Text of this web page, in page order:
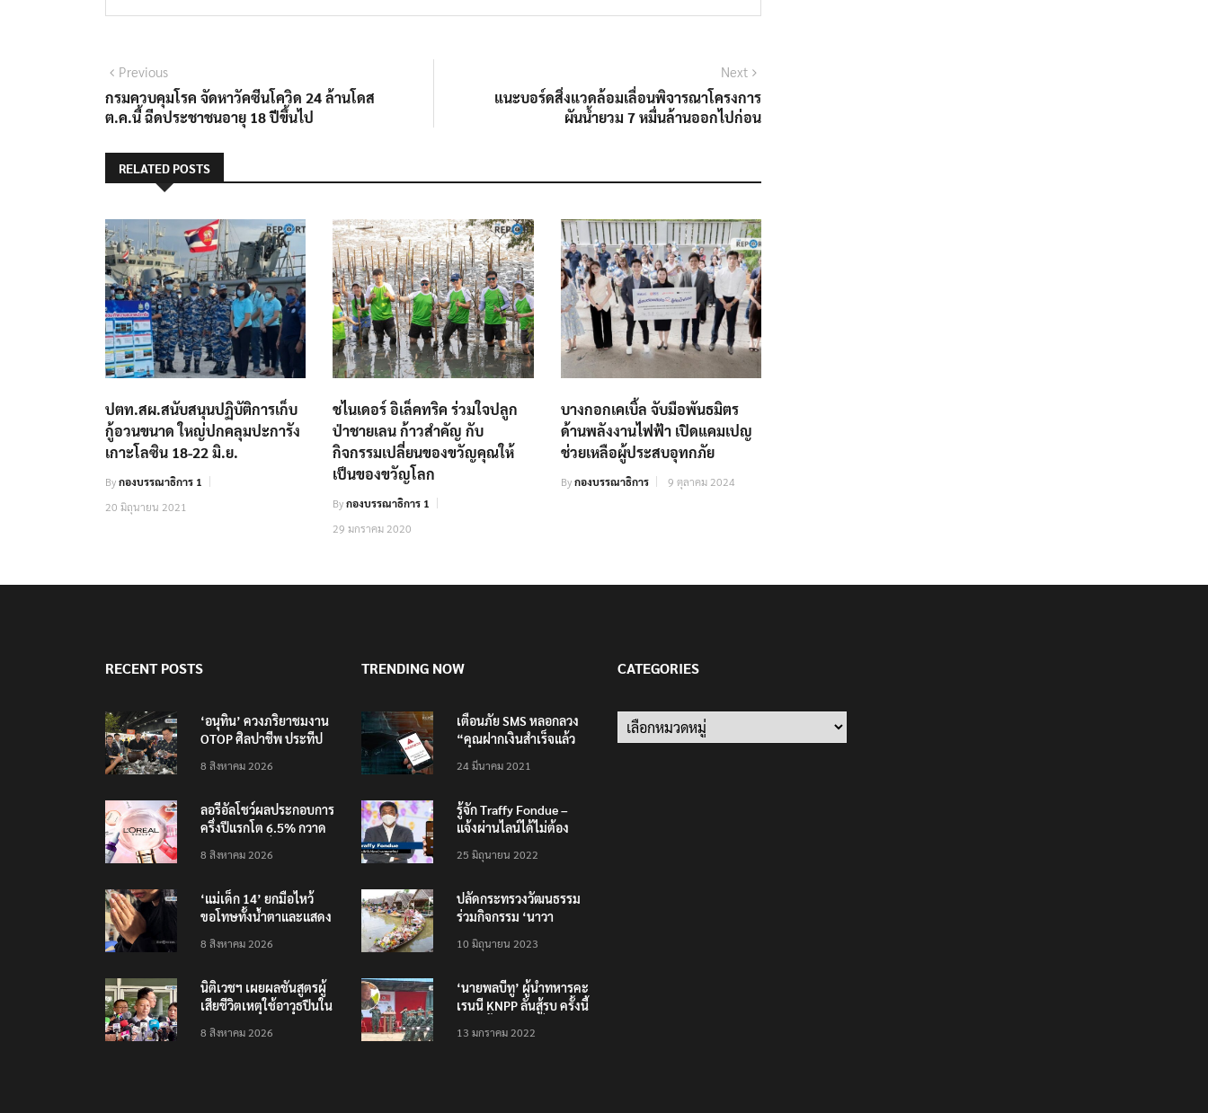
แนะแนว
เรื่อง
PreviousPrevious
post:
กรมควบคุมโรค จัดหาวัคซีนโควิด 24 ล้านโดส
ต.ค.นี้ ฉีดประชาชนอายุ 18 ปีขึ้นไป
Next
post:
แนะบอร์ดสิ่งแวดล้อมเลื่อนพิจารณาโครงการ
ผันน้ำยวม 7 หมื่นล้านออกไปก่อน
RELATED POSTS
ปตท.สผ.สนับสนุนปฏิบัติการเก็บ
กู้อวนขนาด ใหญ่ปกคลุมปะการัง
เกาะโลซิน 18-22 มิ.ย.
Byกองบรรณาธิการ 1
20 มิถุนายน 2021
ชไนเดอร์ อิเล็คทริค ร่วมใจปลูก
ป่าชายเลน ก้าวสำคัญ กับ
กิจกรรมเปลี่ยนของขวัญคุณให้
เป็นของขวัญโลก
Byกองบรรณาธิการ 1
29 มกราคม 2020
บางกอกเคเบิ้ล จับมือพันธมิตร
ด้านพลังงานไฟฟ้า เปิดแคมเปญ
ช่วยเหลือผู้ประสบอุทกภัย
Byกองบรรณาธิการ 9 ตุลาคม 2024
RECENT POSTS
‘อนุทิน’ ควงภริยาชมงาน
OTOP ศิลปาชีพ ประทีป
8 สิงหาคม 2026
ลอรีอัลโชว์ผลประกอบการ
ครึ่งปีแรกโต 6.5% กวาด
คว้าไลเซนส์ ‘กุชชี่’ 50 ปี
ตลาดไทย
8 สิงหาคม 2026
‘แม่เด็ก 14’ ยกมือไหว้
ขอโทษทั้งน้ำตาและแสดง
เสียชีวิต
8 สิงหาคม 2026
นิติเวชฯ เผยผลชันสูตรผู้
เสียชีวิตเหตุใช้อาวุธปืนใน
จุดสำคัญทั้งหมด
8 สิงหาคม 2026
TRENDING NOW
เตือนภัย SMS หลอกลวง
“คุณฝากเงินสำเร็จแล้ว
200,000 บาท”
24 มีนาคม 2021
รู้จัก Traffy Fondue –
แจ้งผ่านไลน์ได้ไม่ต้อง
ทั่วไทย ไม่ใช่แค่ในกรุง
25 มิถุนายน 2022
ปลัดกระทรวงวัฒนธรรม
ร่วมกิจกรรม ‘นาวา
ตักบาตรทางน้ำ
10 มิถุนายน 2023
‘นายพลบีทู’ ผู้นำทหารคะ
เรนนี KNPP ลั่นสู้รบ ครั้งนี้
ประชาชนต้องชนะ
13 มกราคม 2022
CATEGORIES
Categories